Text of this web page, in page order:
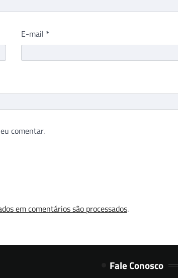
E-mail *
comentar.
em comentários são processados.
Fale Conosco